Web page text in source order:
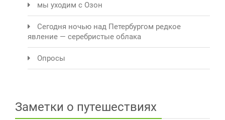
мы уходим с Озон
Сегодня ночью над Петербургом редкое
явление — серебристые облака
Опросы
Заметки о путешествиях